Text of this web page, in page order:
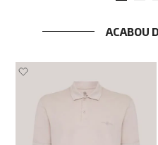
ACABOU